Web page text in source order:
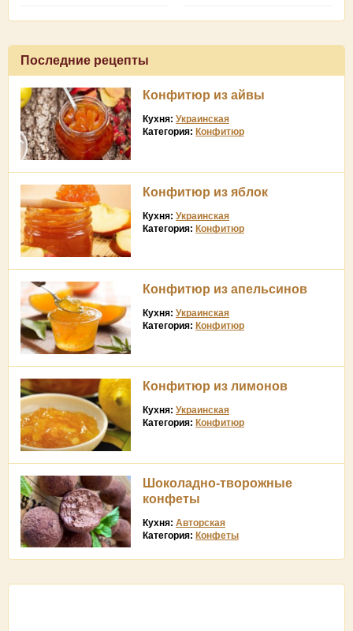
Последние рецепты
Конфитюр из айвы
Кухня: Украинская
Категория: Конфитюр
Конфитюр из яблок
Кухня: Украинская
Категория: Конфитюр
Конфитюр из апельсинов
Кухня: Украинская
Категория: Конфитюр
Конфитюр из лимонов
Кухня: Украинская
Категория: Конфитюр
Шоколадно-творожные
конфеты
Кухня: Авторская
Категория: Конфеты